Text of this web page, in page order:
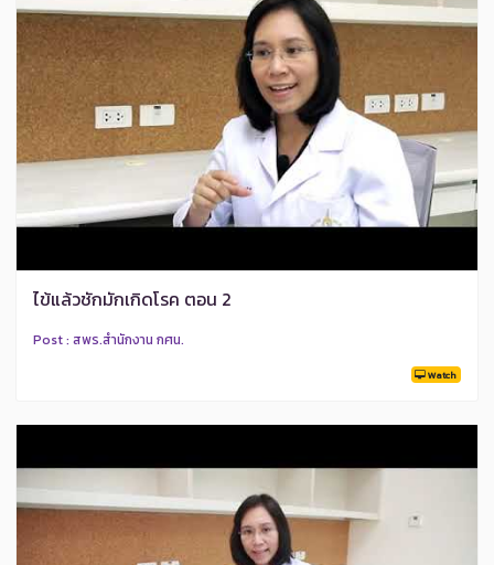
ไข้แล้วชักมักเกิดโรค ตอน 2
Post : สพร.สำนักงาน กศน.
Watch